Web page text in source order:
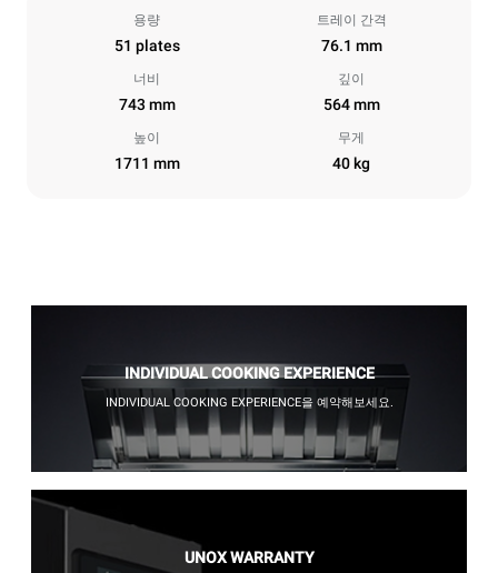
용량
51 plates
트레이 간격
76.1 mm
너비
743 mm
깊이
564 mm
높이
1711 mm
무게
40 kg
INDIVIDUAL COOKING EXPERIENCE
INDIVIDUAL COOKING EXPERIENCE을 예약해보세요.
UNOX WARRANTY